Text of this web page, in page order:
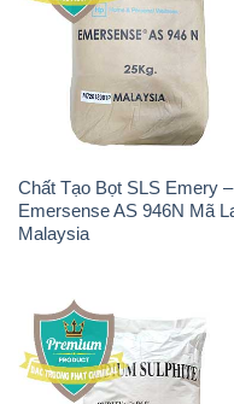
Chất Tạo Bọt SLS Emery –
Emersense AS 946N Mã Lai
Malaysia